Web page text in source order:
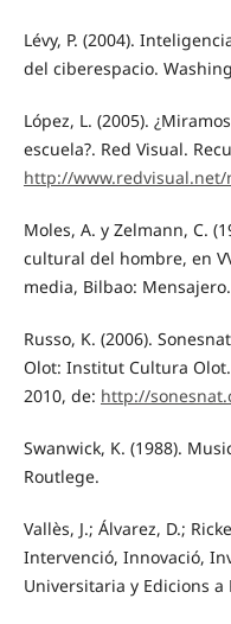
Lévy, P. (2004).
del ciberespacio.
López, L. (2005).
escuela?. Red Visual.
http://
Moles, A. y Zelmann, C.
cultural del hombre, en
media, Bilbao: Mensajero.
Russo, K. (2006).
Olot: Institut Cultura
2010, de: http://
Swanwick, K. (1988).
Routlege.
Vallès, J.; Álvarez, D.;
Intervenció, Innovació,
Universitaria y Edicions a